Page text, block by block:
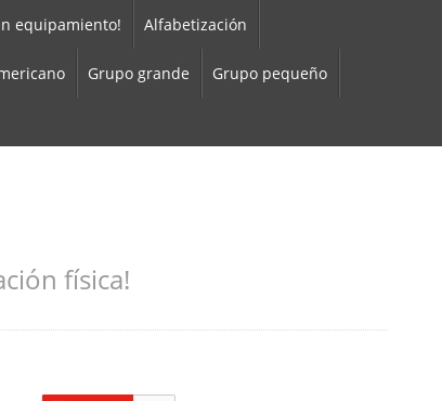
equipamiento! Alfabetización
Grupo grande Grupo pequeño
física!